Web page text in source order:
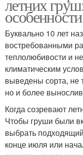
летних
Буквально 10 лет
востребованными
теплолюбивости и
климатическим
выведены сорта, не
но и более
Когда созревают
Чтобы груши были
выбрать
конце июля или